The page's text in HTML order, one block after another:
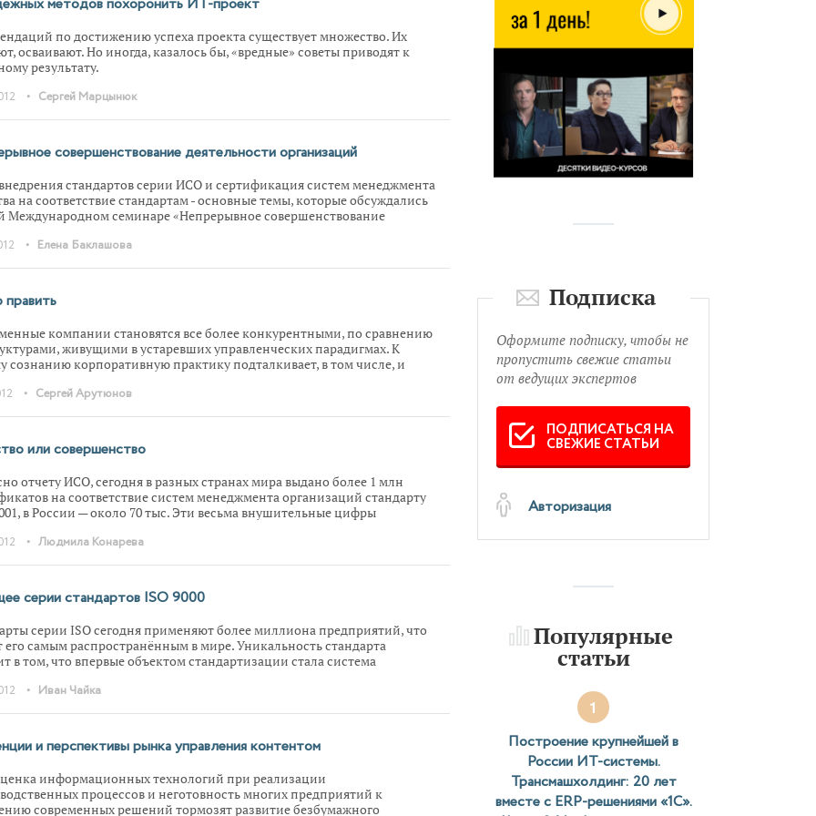
системы.
по достижению успеха проекта существует множество. Их
осваивают. Но иногда, казалось бы, «вредные» советы приводят к
результату.
• Сергей Марцынюк
совершенствование деятельности организаций
стандартов серии ИСО и сертификация систем менеджмента
на соответствие стандартам - основные темы, которые обсуждались
Международном семинаре «Непрерывное совершенствование
от обоснования чрезвычайной необходимости и важности
• Елена Баклашова
править
компании становятся все более конкурентными, по сравнению
живущими в устаревших управленческих парадигмах. К
сознанию корпоративную практику подталкивает, в том числе, и
нашедшие в ней свое отражение, и по сей день остаются
• Сергей Арутюнов
или совершенство
отчету ИСО, сегодня в разных странах мира выдано более 1 млн
на соответствие систем менеджмента организаций стандарту
в России — около 70 тыс. Эти весьма внушительные цифры
наблюдается разочарование в отношении эффективности его
• Людмила Конарева
серии стандартов ISO 9000
серии ISO сегодня применяют более миллиона предприятий, что
его самым распространённым в мире. Уникальность стандарта
в том, что впервые объектом стандартизации стала система
Но прогресс не стоит на месте, поэтому и стандарты системы
• Иван Чайка
и перспективы рынка управления контентом
информационных технологий при реализации
процессов и неготовность многих предприятий к
современных решений тормозят развитие безбумажного
Подписка
Оформите подписку, чтобы не
пропустить свежие статьи
от ведущих экспертов
ПОДПИСАТЬСЯ НА
СВЕЖИЕ СТАТЬИ
Авторизация
Популярные
статьи
1
Построение крупнейшей в
России ИТ-системы.
Трансмашхолдинг: 20 лет
вместе с ERP-решениями «1С».